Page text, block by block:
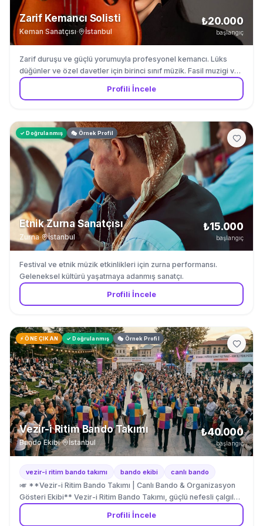
Zarif Kemancı Solisti
Keman Sanatçısı· İstanbul
₺20.000
başlangıç
Zarif duruşu ve güçlü yorumuyla profesyonel kemancı. Lüks
düğünler ve özel davetler için birinci sınıf müzik. Fasil muzigi ve
Turk muzigi repertuvarinda uzmandir.
Profili İncele
✓ Doğrulanmış 🎭 Örnek Profil
Etnik Zurna Sanatçısı
Zurna· İstanbul
₺15.000
başlangıç
Festival ve etnik müzik etkinlikleri için zurna performansı.
Geleneksel kültürü yaşatmaya adanmış sanatçı.
Profili İncele
⚡ ÖNE ÇIKAN ✓ Doğrulanmış 🎭 Örnek Profil
Vezir-i Ritim Bando Takımı
Bando Ekibi· İstanbul
₺40.000
başlangıç
vezir-i ritim bando takımı bando ekibi canlı bando
🎺 **Vezir-i Ritim Bando Takımı | Canlı Bando & Organizasyon
Gösteri Ekibi** Vezir-i Ritim Bando Takımı, güçlü nefesli çalgılar
ve dinamik ritim performansıyla organizasyonlara yüksek enerji
ve profesyonel sahne deneyimi kazandıran seçkin bir bando
Profili İncele